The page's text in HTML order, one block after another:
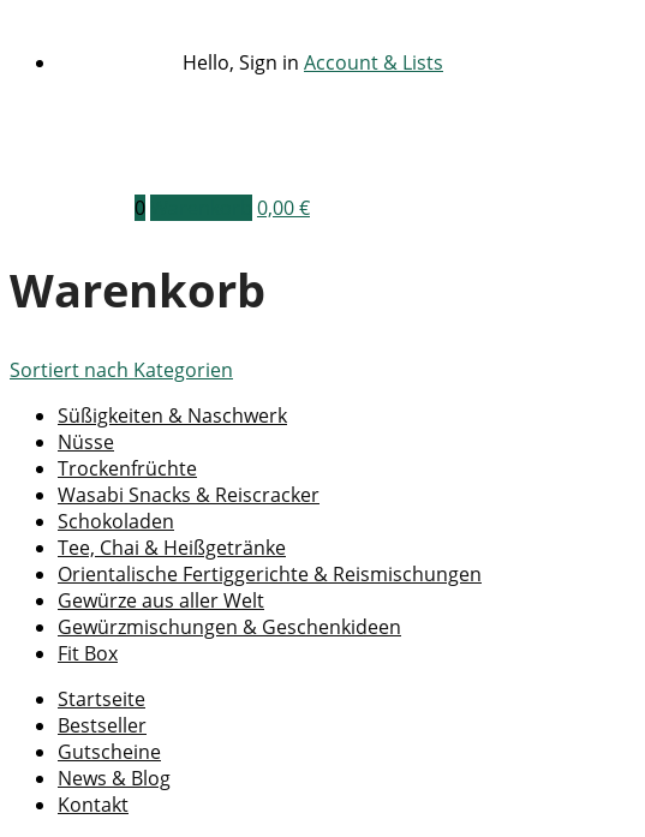
Hello, Sign in Account & Lists
0 0,00€
Warenkorb
Sortiert nach Kategorien
Süßigkeiten & Naschwerk
Nüsse
Trockenfrüchte
Wasabi Snacks & Reiscracker
Schokoladen
Tee, Chai & Heißgetränke
Orientalische Fertiggerichte & Reismischungen
Gewürze aus aller Welt
Gewürzmischungen & Geschenkideen
Fit Box
Startseite
Bestseller
Gutscheine
News & Blog
Kontakt